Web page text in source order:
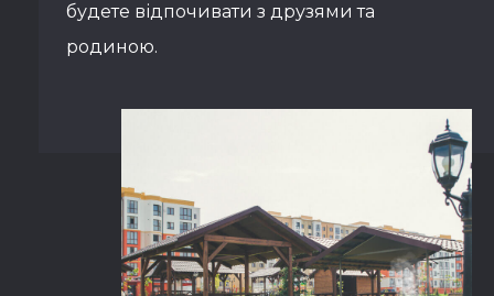
будете відпочивати з друзями та
родиною.